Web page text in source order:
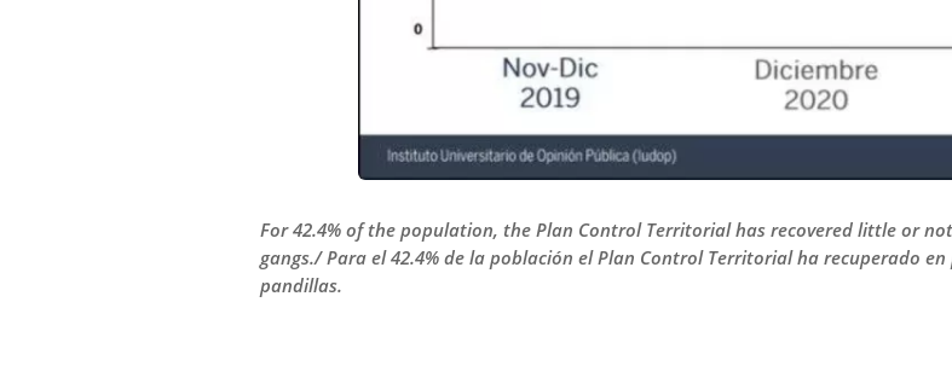
For 42.4% of the population, the Plan Control Territorial has recovered little or
gangs./ Para el 42.4% de la población el Plan Control Territorial ha recuperado
pandillas.